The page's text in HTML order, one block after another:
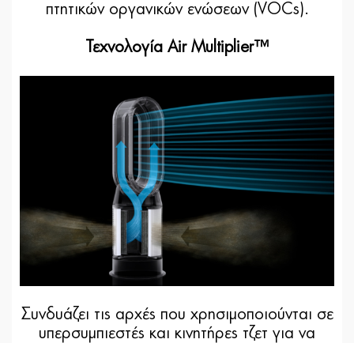
πτητικών οργανικών ενώσεων (VOCs).
Τεχνολογία Air Multiplier™
Συνδυάζει τις αρχές που χρησιμοποιούνται σε
υπερσυμπιεστές και κινητήρες τζετ για να